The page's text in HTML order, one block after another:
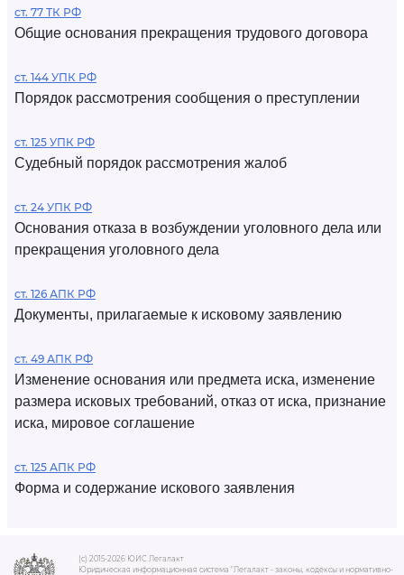
ст. 77 ТК РФ
Общие основания прекращения трудового договора
ст. 144 УПК РФ
Порядок рассмотрения сообщения о преступлении
ст. 125 УПК РФ
Судебный порядок рассмотрения жалоб
ст. 24 УПК РФ
Основания отказа в возбуждении уголовного дела или
прекращения уголовного дела
ст. 126 АПК РФ
Документы, прилагаемые к исковому заявлению
ст. 49 АПК РФ
Изменение основания или предмета иска, изменение
размера исковых требований, отказ от иска, признание
иска, мировое соглашение
ст. 125 АПК РФ
Форма и содержание искового заявления
(c) 2015-2026 ЮИС Легалакт
Юридическая информационная система "Легалакт - законы, кодексы и нормативно-